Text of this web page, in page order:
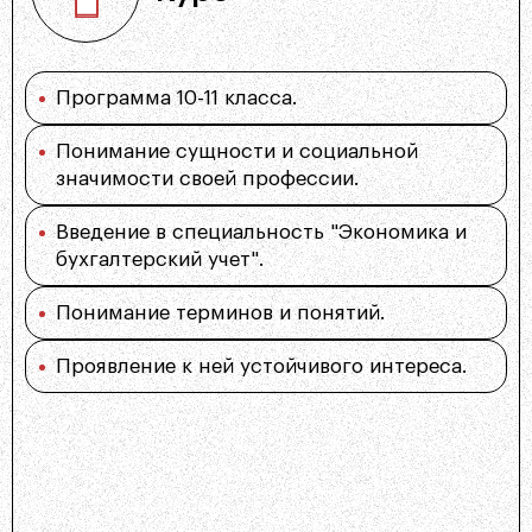
консалтинга, управления финансами и многих
других областях. Эта специальность открывает
широкие возможности для карьерного роста и
профессионального развития.
Свернуть
Программа 10-11 класса.
Понимание сущности и социальной
значимости своей профессии.
Введение в специальность "Экономика и
бухгалтерский учет".
Понимание терминов и понятий.
Проявление к ней устойчивого интереса.